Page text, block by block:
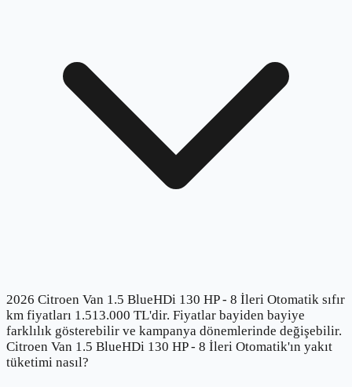
2026 Citroen Van 1.5 BlueHDi 130 HP - 8 İleri Otomatik sıfır
km fiyatları 1.513.000 TL'dir. Fiyatlar bayiden bayiye
farklılık gösterebilir ve kampanya dönemlerinde değişebilir.
Citroen Van 1.5 BlueHDi 130 HP - 8 İleri Otomatik'ın yakıt
tüketimi nasıl?